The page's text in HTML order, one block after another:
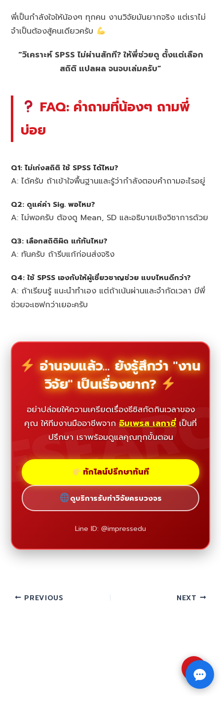
พี่เป็นกำลังใจให้น้องๆ ทุกคน งานวิจัยมันยากจริง แต่เราไม่
จำเป็นต้องสู้คนเดียวครับ
“วิเคราะห์ SPSS ไม่ผ่านสักที? ให้พี่ช่วยดู ตั้งแต่เลือก
สถิติ แปลผล จนจบเล่มครับ”
FAQ: คำถามที่น้องๆ ถามพี่
บ่อย
Q1: ไม่เก่งสถิติ ใช้ SPSS ได้ไหม?
A: ได้ครับ ถ้าเข้าใจพื้นฐานและรู้ว่ากำลังตอบคำถามอะไรอยู่
Q2: ดูแค่ค่า Sig. พอไหม?
A: ไม่พอครับ ต้องดู Mean, SD และอธิบายเชิงวิชาการด้วย
Q3: เลือกสถิติผิด แก้ทันไหม?
A: ทันครับ ถ้ารีบแก้ก่อนส่งจริง
Q4: ใช้ SPSS เองกับให้ผู้เชี่ยวชาญช่วย แบบไหนดีกว่า?
A: ถ้าเรียนรู้ แนะนำทำเอง แต่ถ้าเน้นผ่านและจำกัดเวลา มีพี่
ช่วยจะเซฟกว่าเยอะครับ
อ่านจบแล้ว... ยังรู้สึกว่า "งาน
วิจัย" เป็นเรื่องยาก?
อย่าปล่อยให้ความเครียดเรื่องธีซิสกัดกินเวลาของ
คุณ ให้ทีมงานมืออาชีพจาก อิมเพรส เลกาซี่ เป็นที่
ปรึกษา เราพร้อมดูแลคุณทุกขั้นตอน
ทักไลน์ปรึกษาทันที
ดูบริการรับทำวิจัยครบวงจร
Line ID: @impressedu
PREVIOUS NEXT
⇧